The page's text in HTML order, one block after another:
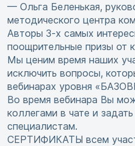
— Ольга Беленькая,
методического центра
Авторы 3-х самых
поощрительные призы от
Мы ценим время наших
исключить вопросы,
вебинарах уровня
Во время вебинара Вы
коллегами в чате и
специалистам.
СЕРТИФИКАТЫ всем